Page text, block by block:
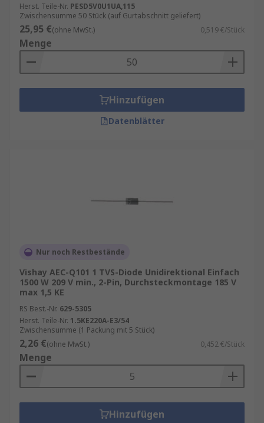
Herst. Teile-Nr. PESD5V0U1UA,115
Zwischensumme 50 Stück (auf Gurtabschnitt geliefert)
25,95 €(ohne MwSt.) 0,519 €/Stück
Menge
Hinzufügen
Datenblätter
Nur noch Restbestände
Vishay AEC-Q101 1 TVS-Diode Unidirektional Einfach
1500 W 209 V min., 2-Pin, Durchsteckmontage 185 V
max 1,5 KE
RS Best.-Nr. 629-5305
Herst. Teile-Nr. 1.5KE220A-E3/54
Zwischensumme (1 Packung mit 5 Stück)
2,26 €(ohne MwSt.) 0,452 €/Stück
Menge
Hinzufügen